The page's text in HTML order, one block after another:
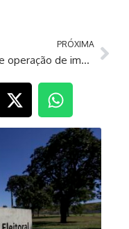
PRÓXIMA
Segue operação de implantação de vigas da nova passarela da Torquato Tapajós